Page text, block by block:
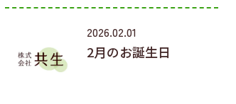
2026.02.01
2月のお誕生日